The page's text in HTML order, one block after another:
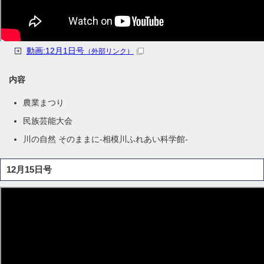
動画:12月1日号 （外部リンク）
内容
農業まつり
民族芸能大会
川の自然 そのままに-相模川ふれあい科学館-
12月15日号